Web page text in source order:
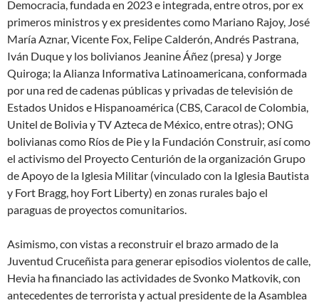
Democracia, fundada en 2023 e integrada, entre otros, por ex
primeros ministros y ex presidentes como Mariano Rajoy, José
María Aznar, Vicente Fox, Felipe Calderón, Andrés Pastrana,
Iván Duque y los bolivianos Jeanine Áñez (presa) y Jorge
Quiroga; la Alianza Informativa Latinoamericana, conformada
por una red de cadenas públicas y privadas de televisión de
Estados Unidos e Hispanoamérica (CBS, Caracol de Colombia,
Unitel de Bolivia y TV Azteca de México, entre otras); ONG
bolivianas como Ríos de Pie y la Fundación Construir, así como
el activismo del Proyecto Centurión de la organización Grupo
de Apoyo de la Iglesia Militar (vinculado con la Iglesia Bautista
y Fort Bragg, hoy Fort Liberty) en zonas rurales bajo el
paraguas de proyectos comunitarios.
Asimismo, con vistas a reconstruir el brazo armado de la
Juventud Cruceñista para generar episodios violentos de calle,
Hevia ha financiado las actividades de Svonko Matkovik, con
antecedentes de terrorista y actual presidente de la Asamblea